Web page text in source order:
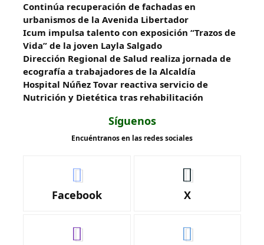
Continúa recuperación de fachadas en
urbanismos de la Avenida Libertador
Icum impulsa talento con exposición “Trazos de
Vida” de la joven Layla Salgado‎
‎Dirección Regional de Salud realiza jornada de
ecografía a trabajadores de la Alcaldía
Hospital Núñez Tovar reactiva servicio de
Nutrición y Dietética tras rehabilitación
Síguenos
Encuéntranos en las redes sociales
Facebook X